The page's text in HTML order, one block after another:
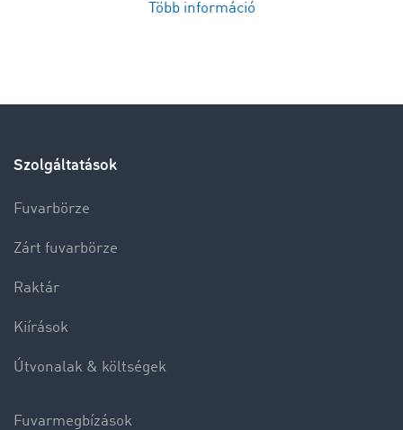
Több információ
Szolgáltatások
Fuvarbörze
Zárt fuvarbörze
Raktár
Kiírások
Útvonalak & költségek
Fuvarmegbízások